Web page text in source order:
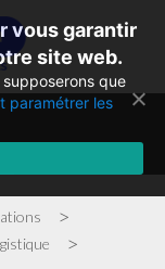
>
>
vous garantir
site web.
que
paramétrer les